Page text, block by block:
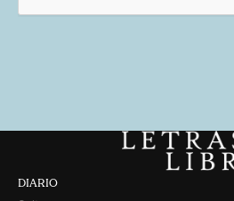
DIARIO